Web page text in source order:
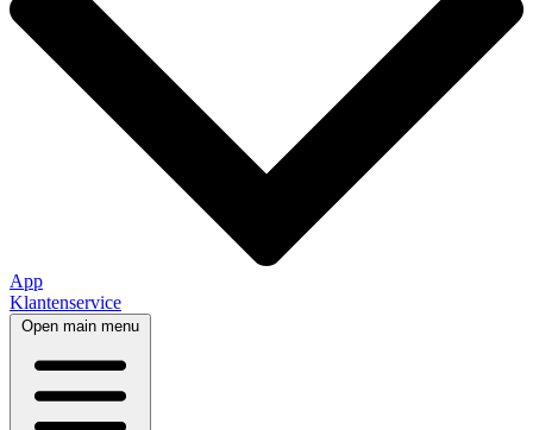
App
Klantenservice
Open main menu